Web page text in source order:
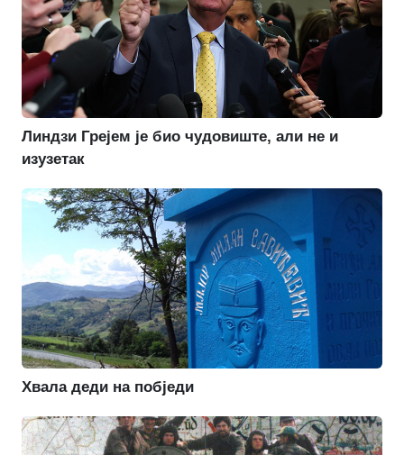
Линдзи Грејем је био чудовиште, али не и
изузетак
Хвала деди на побједи